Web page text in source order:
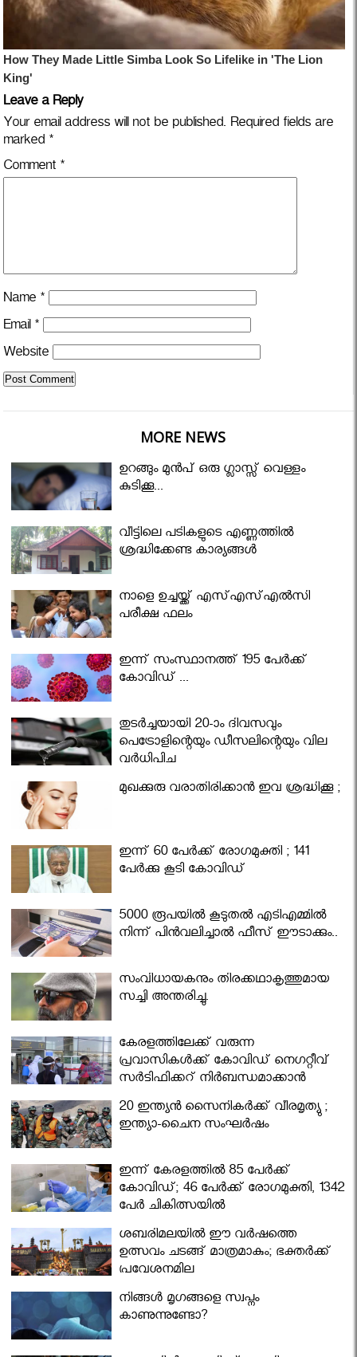
Leave a Reply
Your email address will not be published. Required fields are
marked *
Comment *
Name *
Email *
Website
MORE NEWS
ഉറങ്ങും മുന്‍പ് ഒരു ഗ്ലാസ്സ് വെള്ളം
കുടിക്കൂ...
വീട്ടിലെ പടികളുടെ എണ്ണത്തിൽ
ശ്രദ്ധിക്കേണ്ട കാര്യങ്ങൾ
നാളെ ഉച്ചയ്ക്ക് എസ്എസ്എല്‍സി
പരീക്ഷ ഫലം
ഇന്ന് സംസ്ഥാനത്ത് 195 പേര്‍ക്ക്
കോവിഡ് ...
തുടർച്ചയായി 20-ാം ദിവസവും
പെട്രോളിന്റെയും ഡീസലിന്റെയും വില
വര്‍ധിപ്പിച്ചു
മുഖക്കുരു വരാതിരിക്കാന്‍ ഇവ ശ്രദ്ധിക്കൂ ;
ഇന്ന് 60 പേർക്ക് രോഗമുക്തി ; 141
പേര്‍ക്കു കൂടി കോവിഡ്
5000 രൂപയിൽ കൂടുതൽ എടിഎമ്മിൽ
നിന്ന് പിൻവലിച്ചാൽ ഫീസ് ഈടാക്കും..
സംവിധായകനും തിരക്കഥാകൃത്തുമായ
സച്ചി അന്തരിച്ചു.
കേരളത്തിലേക്ക് വരുന്ന
പ്രവാസികള്‍ക്ക് കോവിഡ് നെഗറ്റീവ്
സര്‍ട്ടിഫിക്കറ്റ് നിർബന്ധമാക്കാൻ
മന്ത്രിസഭ
20 ഇന്ത്യൻ സൈനികർക്ക് വീരമൃത്യു ;
ഇന്ത്യാ-ചൈന സംഘർഷം
ഇന്ന് കേരളത്തിൽ 85 പേർക്ക്
കോവിഡ്; 46 പേർക്ക് രോഗമുക്തി, 1342
പേർ ചികിത്സയിൽ
ശബരിമലയില്‍ ഈ വർഷത്തെ
ഉത്സവം ചടങ്ങ് മാത്രമാകും; ഭക്തർക്ക്
പ്രവേശനമില്ല
നിങ്ങള്‍ മൃഗങ്ങളെ സ്വപ്നം
കാണുന്നുണ്ടോ?